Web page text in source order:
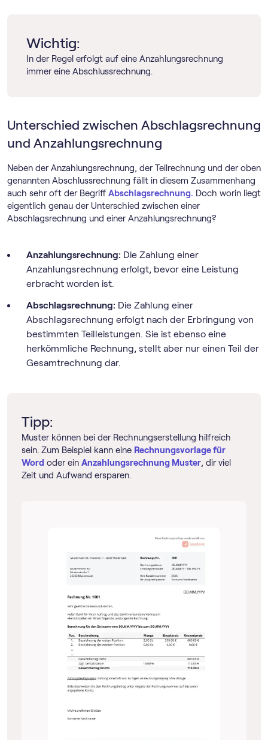
Wichtig:
In der Regel erfolgt auf eine Anzahlungsrechnung
immer eine Abschlussrechnung.
Unterschied zwischen Abschlagsrechnung
und Anzahlungsrechnung
Neben der Anzahlungsrechnung, der Teilrechnung und der oben
genannten Abschlussrechnung fällt in diesem Zusammenhang
auch sehr oft der Begriff Abschlagsrechnung. Doch worin liegt
eigentlich genau der Unterschied zwischen einer
Abschlagsrechnung und einer Anzahlungsrechnung?
Anzahlungsrechnung: Die Zahlung einer
Anzahlungsrechnung erfolgt, bevor eine Leistung
erbracht worden ist.
Abschlagsrechnung: Die Zahlung einer
Abschlagsrechnung erfolgt nach der Erbringung von
bestimmten Teilleistungen. Sie ist ebenso eine
herkömmliche Rechnung, stellt aber nur einen Teil der
Gesamtrechnung dar.
Tipp:
Muster können bei der Rechnungserstellung hilfreich
sein. Zum Beispiel kann eine Rechnungsvorlage für
Word oder ein Anzahlungsrechnung Muster, dir viel
Zeit und Aufwand ersparen.